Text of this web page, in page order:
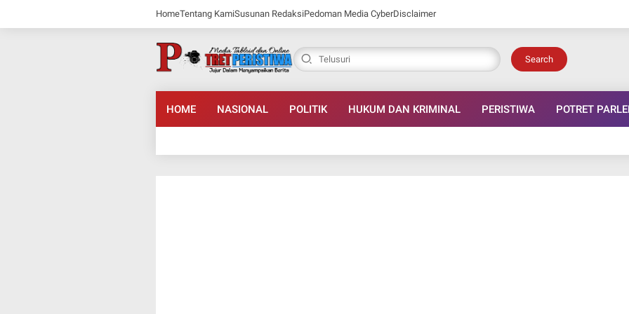
HomeTentang KamiSusunan RedaksiPedoman Media CyberDisclaimer
Search
HOME NASIONAL POLITIK HUKUM DAN KRIMINAL PERISTIWA POTRET